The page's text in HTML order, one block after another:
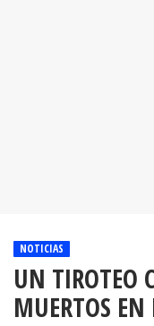
NOTICIAS
UN TIROTEO
MUERTOS